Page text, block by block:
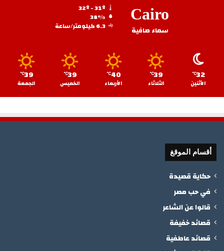
Cairo
سماء صافية
38%
6.3 كيلومتر/ساعة
32
℃
الأثنين
39
℃
الثلاثاء
40
℃
الأربعاء
39
℃
الخميس
39
℃
الجمعة
أقسام الموقغ
حكاية قصيدة
في حب مصر
قالوا عن الشاعر
قصائد خفيفة
قصائد عاطفية